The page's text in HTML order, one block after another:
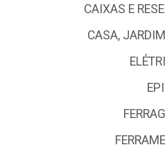
CAIXAS E
CASA,
EPI